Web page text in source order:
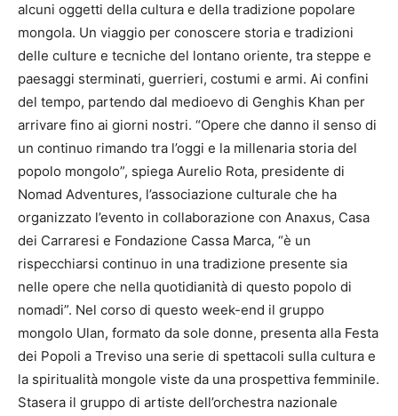
alcuni oggetti della cultura e della tradizione popolare
mongola. Un viaggio per conoscere storia e tradizioni
delle culture e tecniche del lontano oriente, tra steppe e
paesaggi sterminati, guerrieri, costumi e armi. Ai confini
del tempo, partendo dal medioevo di Genghis Khan per
arrivare fino ai giorni nostri. “Opere che danno il senso di
un continuo rimando tra l’oggi e la millenaria storia del
popolo mongolo”, spiega Aurelio Rota, presidente di
Nomad Adventures, l’associazione culturale che ha
organizzato l’evento in collaborazione con Anaxus, Casa
dei Carraresi e Fondazione Cassa Marca, “è un
rispecchiarsi continuo in una tradizione presente sia
nelle opere che nella quotidianità di questo popolo di
nomadi”. Nel corso di questo week-end il gruppo
mongolo Ulan, formato da sole donne, presenta alla Festa
dei Popoli a Treviso una serie di spettacoli sulla cultura e
la spiritualità mongole viste da una prospettiva femminile.
Stasera il gruppo di artiste dell’orchestra nazionale